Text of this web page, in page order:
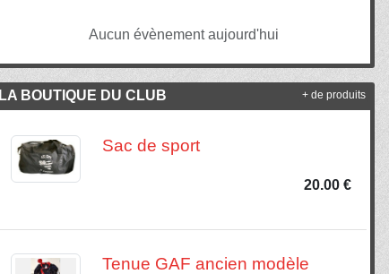
Aucun évènement aujourd'hui
LA BOUTIQUE DU CLUB
Sac de sport
20.00 €
Tenue GAF ancien modèle
+ de produits